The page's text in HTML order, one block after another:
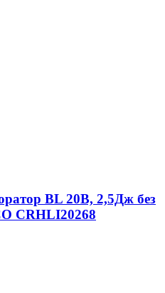
BL 20В, 2,5Дж без
CRHLI20268